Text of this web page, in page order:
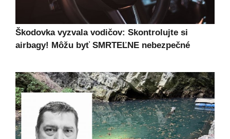
Škodovka vyzvala vodičov: Skontrolujte si
airbagy! Môžu byť SMRTEĽNE nebezpečné